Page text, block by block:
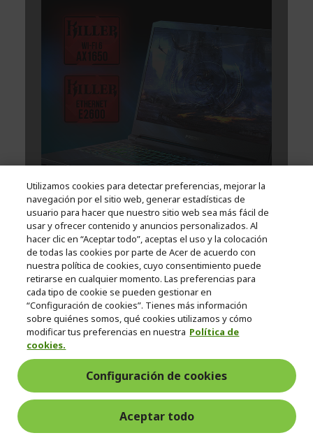
Utilizamos cookies para detectar preferencias, mejorar la
navegación por el sitio web, generar estadísticas de
usuario para hacer que nuestro sitio web sea más fácil de
usar y ofrecer contenido y anuncios personalizados. Al
hacer clic en “Aceptar todo”, aceptas el uso y la colocación
de todas las cookies por parte de Acer de acuerdo con
nuestra política de cookies, cuyo consentimiento puede
retirarse en cualquier momento. Las preferencias para
cada tipo de cookie se pueden gestionar en
“Configuración de cookies”. Tienes más información
sobre quiénes somos, qué cookies utilizamos y cómo
modificar tus preferencias en nuestra Política de
cookies.
Configuración de cookies
Aceptar todo